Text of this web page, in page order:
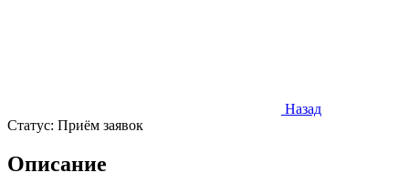
Назад
Статус: Приём заявок
Описание